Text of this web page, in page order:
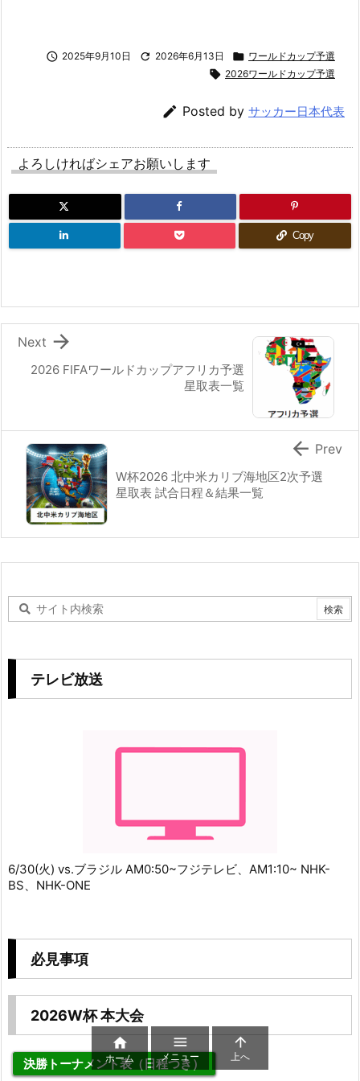
 2025年9月10日  2026年6月13日  ワールドカップ予選
 2026ワールドカップ予選
 Posted by サッカー日本代表
よろしければシェアお願いします
Copy
2026 FIFAワールドカップアフリカ予選
星取表一覧

Next
W杯2026 北中米カリブ海地区2次予選
星取表 試合日程＆結果一覧
 Prev
テレビ放送
6/30(火) vs.ブラジル AM0:50~フジテレビ、AM1:10~ NHK-
BS、NHK-ONE
必見事項
2026W杯 本大会
決勝トーナメント表（日程つき）

ホーム

メニュー

上へ